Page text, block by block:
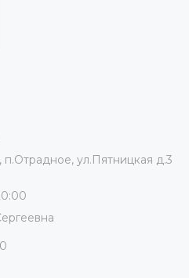
ул.Пятницкая д.3